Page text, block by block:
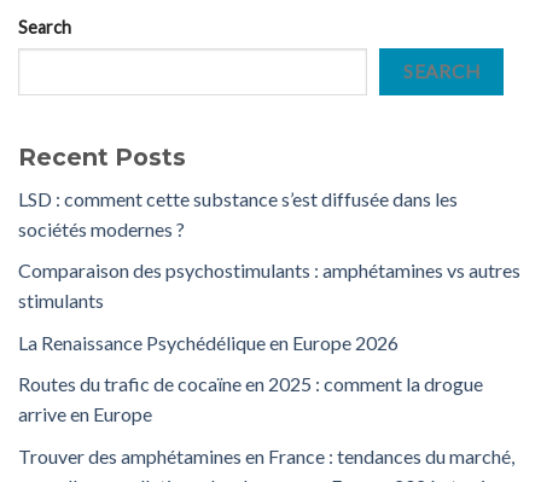
Search
SEARCH
Recent Posts
LSD : comment cette substance s’est diffusée dans les
sociétés modernes ?
Comparaison des psychostimulants : amphétamines vs autres
stimulants
La Renaissance Psychédélique en Europe 2026
Routes du trafic de cocaïne en 2025 : comment la drogue
arrive en Europe
Trouver des amphétamines en France : tendances du marché,